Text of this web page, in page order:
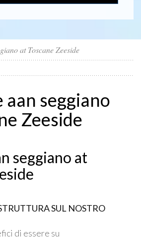
at Toscane Zeeside
aan seggiano
Zeeside
seggiano at
SUL NOSTRO
di essere su